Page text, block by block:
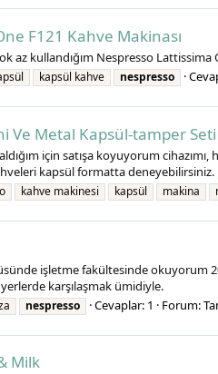
F121 Kahve Makinası
az kullandığım Nespresso
kapsül kahve nespresso
Ve Metal Kapsül-tamper Seti
için satışa koyuyorum
kapsül formatta
kahve makinesi kapsül makina
işletme fakültesinde okuyorum
karşılaşmak ümidiyle.
nespresso Cevaplar: 1 Forum:
Milk